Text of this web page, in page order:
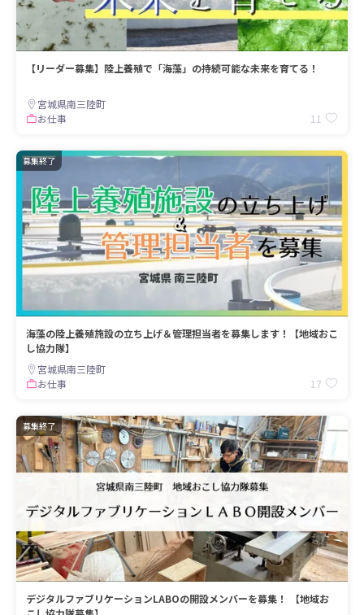
【リーダー募集】陸上養殖で「海藻」の持続可能な未来を育てる！
宮城県南三陸町
お仕事
11
募集終了
海藻の陸上養殖施設の立ち上げ＆管理担当者を募集します！【地域おこ
し協力隊】
宮城県南三陸町
お仕事
17
募集終了
デジタルファブリケーションLABOの開設メンバーを募集！ 【地域お